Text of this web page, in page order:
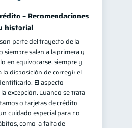
12
Financiera 10
8
8 Ahorro 8
6
– Recomendaciones
historial
parte del trayecto de la
siempre salen a la primera y
en equivocarse, siempre y
la disposición de corregir el
El aspecto
excepción. Cuando se trata
o tarjetas de crédito
cuidado especial para no
como la falta de